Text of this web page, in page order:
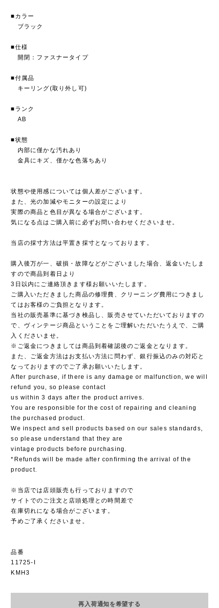
■カラー
ブラック
■仕様
開閉：ファスナータイプ
■付属品
キーリング(取り外し可)
■ランク
AB
■状態
内部に僅かな汚れあり
金具にキズ、僅かな色落ちあり
状態や使用感については個人差がございます。
また、光の加減やモニターの設定により
実際の商品と色目が異なる場合がございます。
気になる点はご購入前に必ずお問い合わせくださいませ。
当店の採寸方法は平置き採寸となっております。
購入後万が一、破損・故障などがございました場合、返金いたしま
すので商品到着日より
3日以内にご連絡頂きます様お願いいたします。
ご購入いただきました商品の修理費、クリーニング費用につきまし
てはお客様のご負担となります。
当社の販売基準に基づき検品し、販売させていただいておりますの
で、ヴィンテージ商品ということをご理解いただいたうえで、ご購
入くださいませ。
※ご返金につきましては商品到着確認後のご返金となります。
また、ご返金方法はお支払い方法に問わず、銀行振込のみの対応と
なっておりますのでご了承お願いいたします。
After purchase, if there is any damage or malfunction, we will
refund you, so please contact
us within 3 days after the product arrives.
You are responsible for the cost of repairing and cleaning
the purchased product.
We inspect and sell products based on our sales standards,
so please understand that they are
vintage products before purchasing.
*Refunds will be made after confirming the arrival of the
product.
※当店では店頭販売も行っておりますので
サイトでのご注文と店頭処理との時間差で
在庫切れになる場合がございます。
予めご了承くださいませ。
品番
11725-I
KMH3
再入荷通知を希望する